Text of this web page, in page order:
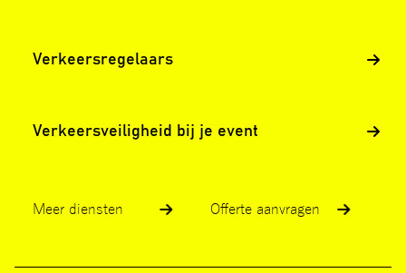
Verkeersregelaars
Verkeersveiligheid bij je event
Meer diensten Offerte aanvragen